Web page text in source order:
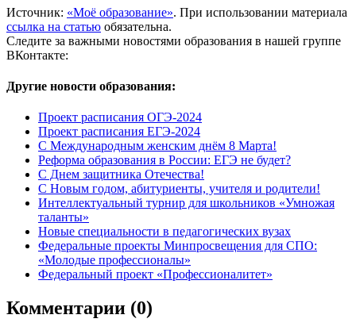
Источник: «Моё образование». При использовании материала
ссылка на статью обязательна.
Следите за важными новостями образования в нашей группе
ВКонтакте:
Другие новости образования:
Проект расписания ОГЭ-2024
Проект расписания ЕГЭ-2024
С Международным женским днём 8 Марта!
Реформа образования в России: ЕГЭ не будет?
С Днем защитника Отечества!
С Новым годом, абитуриенты, учителя и родители!
Интеллектуальный турнир для школьников «Умножая
таланты»
Новые специальности в педагогических вузах
Федеральные проекты Минпросвещения для СПО:
«Молодые профессионалы»
Федеральный проект «Профессионалитет»
Комментарии (0)